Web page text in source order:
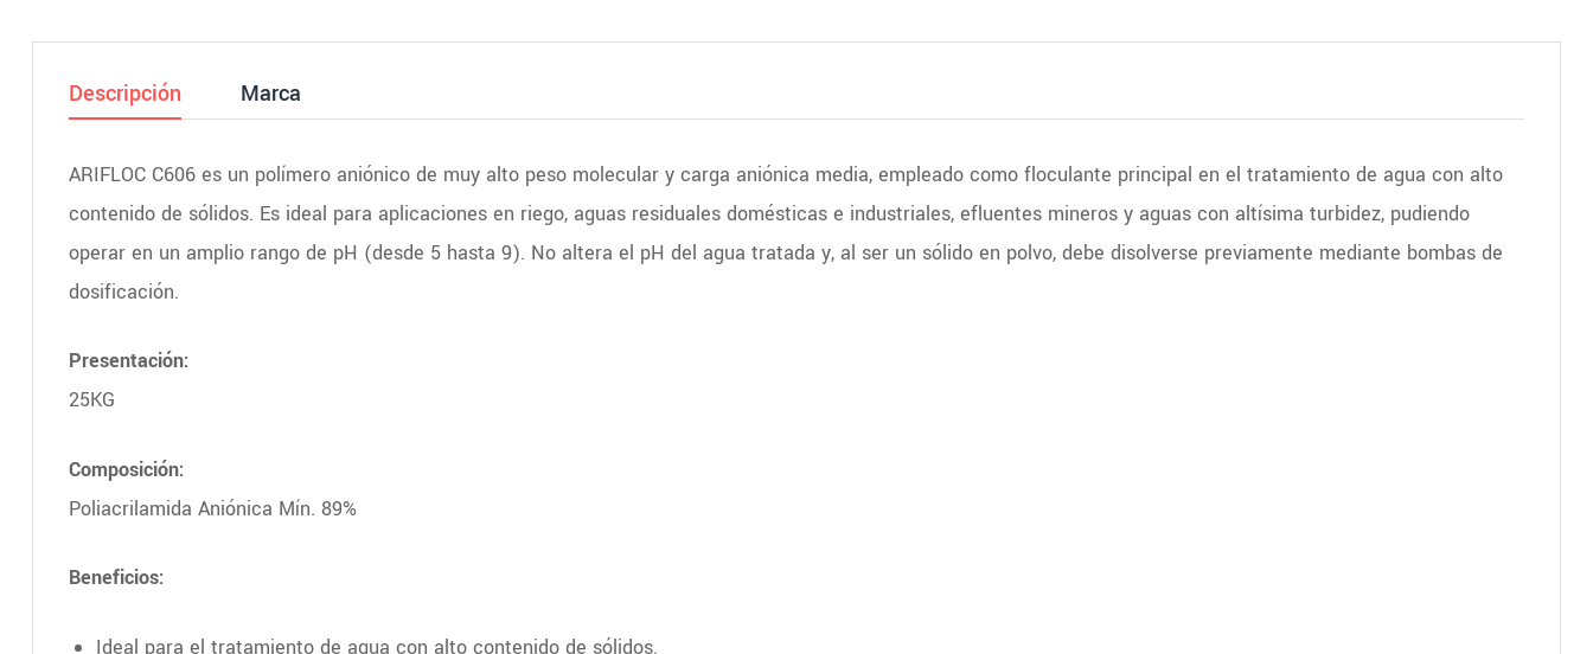
Descripción Marca
ARIFLOC C606 es un polímero aniónico de muy alto peso molecular y carga aniónica media, empleado como floculante principal en el tratamiento de agua con alto
contenido de sólidos. Es ideal para aplicaciones en riego, aguas residuales domésticas e industriales, efluentes mineros y aguas con altísima turbidez, pudiendo
operar en un amplio rango de pH (desde 5 hasta 9). No altera el pH del agua tratada y, al ser un sólido en polvo, debe disolverse previamente mediante bombas de
dosificación.
Presentación:
25KG
Composición:
Poliacrilamida Aniónica Mín. 89%
Beneficios:
Ideal para el tratamiento de agua con alto contenido de sólidos.